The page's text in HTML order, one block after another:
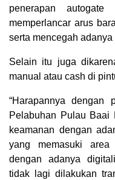
penerapan
memperlancar arus
serta mencegah adanya
Selain itu juga
manual atau cash di
“Harapannya dengan
Pelabuhan Pulau Baai
keamanan dengan
yang memasuki area
dengan adanya
tidak lagi dilakukan